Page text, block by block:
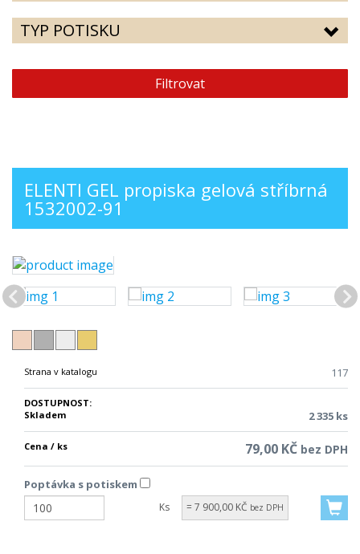
TYP POTISKU
Filtrovat
ELENTI GEL propiska gelová stříbrná
1532002-91
Strana v katalogu 117
DOSTUPNOST:
Skladem
2 335 ks
Cena / ks 79,00 KČ bez DPH
Poptávka s potiskem
Ks = 7 900,00 KČ bez DPH